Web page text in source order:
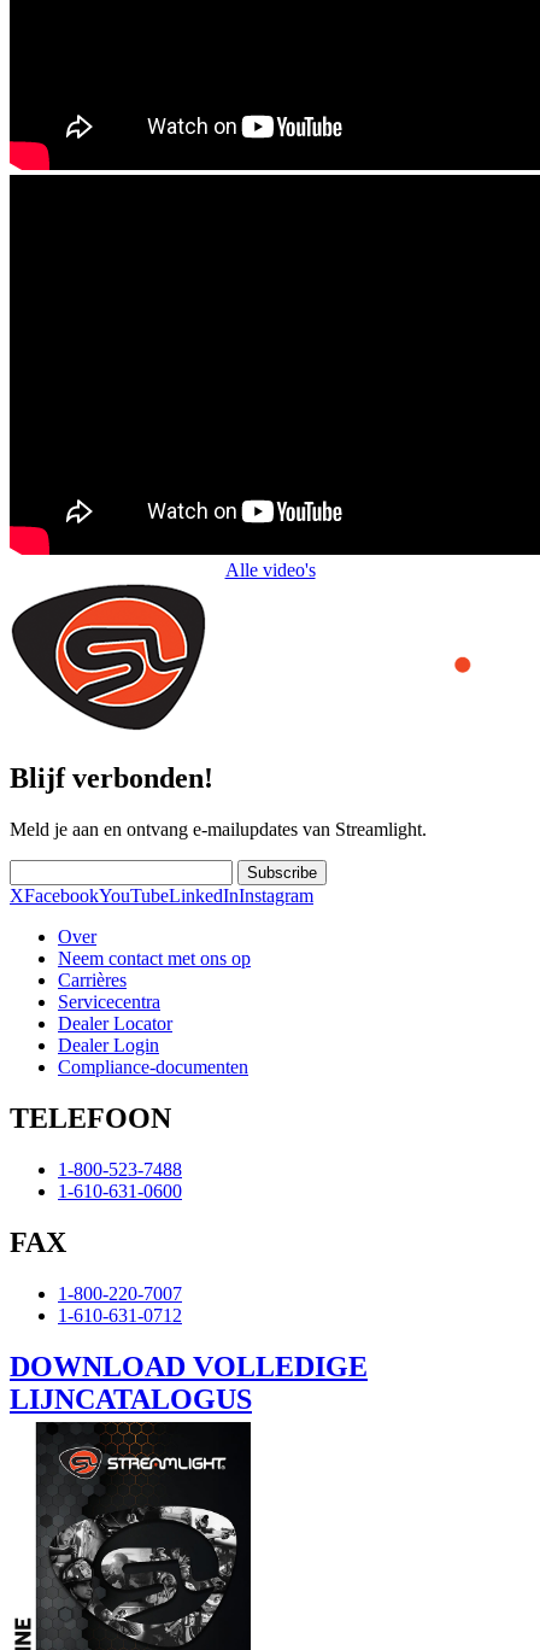
Alle video's
Blijf verbonden!
Meld je aan en ontvang e-mailupdates van Streamlight.
Subscribe
XFacebookYouTubeLinkedInInstagram
Over
Neem contact met ons op
Carrières
Servicecentra
Dealer Locator
Dealer Login
Compliance-documenten
TELEFOON
1-800-523-7488
1-610-631-0600
FAX
1-800-220-7007
1-610-631-0712
DOWNLOAD VOLLEDIGE
LIJNCATALOGUS